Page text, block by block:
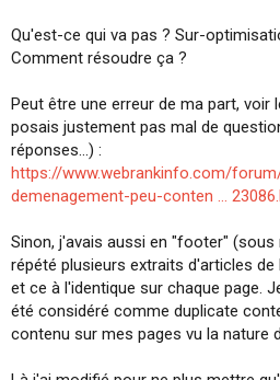
Qu'est-ce qui va pas ? Sur-
Comment résoudre ça ?
Peut être une erreur de ma part, voir
posais justement pas mal de
réponses...) :
https://www.webrankinfo.com/
demenagement-peu-conten ...
Sinon, j'avais aussi en "footer"
répété plusieurs extraits d'articles
et ce à l'identique sur chaque page.
été considéré comme duplicate
contenu sur mes pages vu la nature